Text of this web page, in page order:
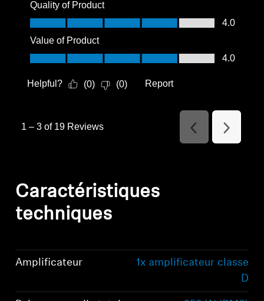
Quality of Product
Quality of Product, 4.0 out of 5
4.0
Value of Product
Value of Product, 4.0 out of 5
4.0
Helpful? (0) (0) Report
1 – 3 of 19 Reviews
Previous
Reviews
Next
Reviews
Caractéristiques
techniques
Amplificateur
1x amplificateur classe
D